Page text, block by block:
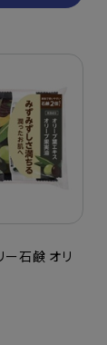
ー石鹸 オリ